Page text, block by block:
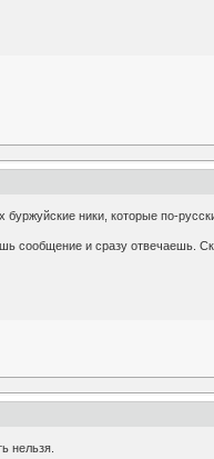
ники, которые по-
сообщение и сразу отвечаешь.
нельзя.